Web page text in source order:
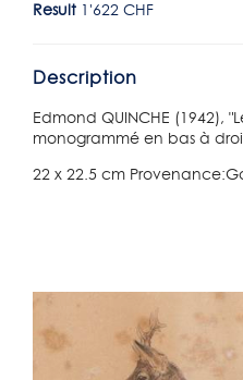
Result 1'622 CHF
Description
Edmond QUINCHE (1942),
monogrammé en bas à
22 x 22.5 cm
Lot 107